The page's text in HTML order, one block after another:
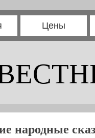
Цены
народные